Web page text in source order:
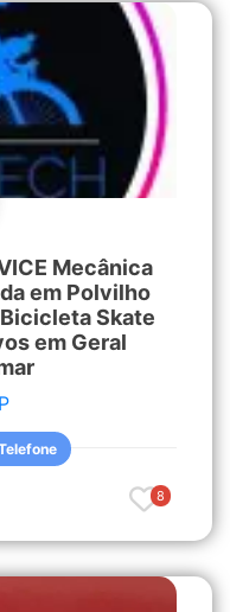
Mecânica
em Polvilho
Skate
em Geral
8